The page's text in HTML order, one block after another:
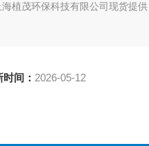
海植茂环保科技有限公司现货提
间： 2026-05-12